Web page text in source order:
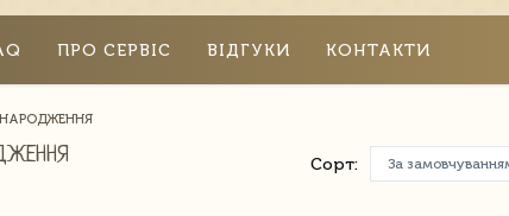
ПРО СЕРВІС ВІДГУКИ КОНТАКТИ
Сорт: